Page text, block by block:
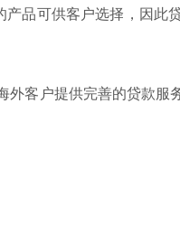
品可供客户选择，因此
客户提供完善的贷款服